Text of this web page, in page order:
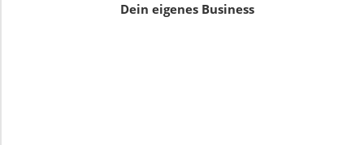
Dein eigenes Business